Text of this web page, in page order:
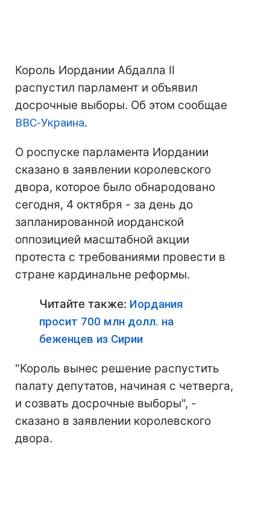
Король Иордании Абдалла II
распустил парламент и объявил
досрочные выборы. Об этом сообщае
BBC-Украина.
О роспуске парламента Иордании
сказано в заявлении королевского
двора, которое было обнародовано
сегодня, 4 октября - за день до
запланированной иорданской
оппозицией масштабной акции
протеста с требованиями провести в
стране кардинальне реформы.
Читайте также: Иордания
просит 700 млн долл. на
беженцев из Сирии
"Король вынес решение распустить
палату депутатов, начиная с четверга,
и созвать досрочные выборы", -
сказано в заявлении королевского
двора.